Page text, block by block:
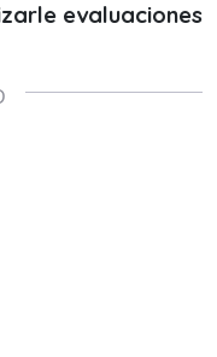
evaluaciones